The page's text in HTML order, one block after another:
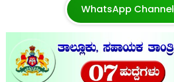
WhatsApp Channel